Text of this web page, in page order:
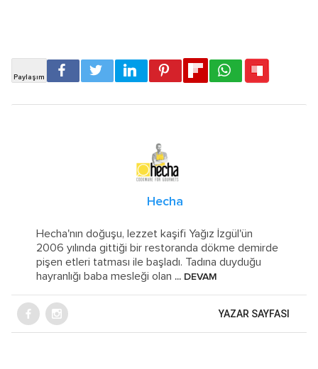
Hecha
Hecha'nın doğuşu, lezzet kaşifi Yağız İzgül'ün
2006 yılında gittiği bir restoranda dökme demirde
pişen etleri tatması ile başladı. Tadına duyduğu
hayranlığı baba mesleği olan ... DEVAM
YAZAR SAYFASI